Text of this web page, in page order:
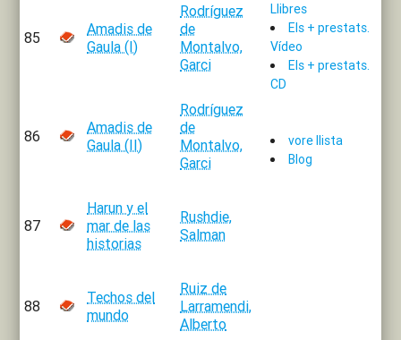
85
Amadis de
Gaula (I)
Rodríguez
de
Montalvo,
Garci
86
Amadis de
Gaula (II)
Rodríguez
de
Montalvo,
Garci
87
Harun y el
mar de las
historias
Rushdie,
Salman
88
Techos del
mundo
Ruiz de
Larramendi,
Alberto
Llibres
Els + prestats.
Vídeo
Els + prestats.
CD
vore llista
Blog